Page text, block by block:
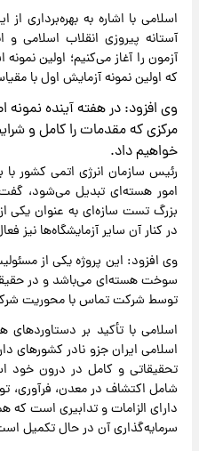
اسلامی با اشاره به بهره‌برداری
آستانه پیروزی انقلاب اسلامی و
آزمون را آغاز می‌کنیم؛ اولین
که اولین نمونه آزمایش اول
وی افزود: در هفته آینده نمونه
مرکزی که مقدمات را کامل و
خواهیم داد.
رئیس سازمان انرژی اتمی کشور
امور هسته‌ای تبدیل می‌شود،
بزرگ تست سازه‌ای به عنوان یکی
در کنار آن سایر آزمایشگاه‌ها نیز
وی افزود: این پروژه یکی از
سوخت هسته‌ای می‌باشد و در
توسط شرکت تماس با محوریت
اسلامی با تأکید بر
اسلامی ایران جزو نادر
تحقیقاتی و کامل در درون خود
شامل اکتشاف در معدن، فرآوری،
دارای الزامات و تدابیری است که
سرمایه‌گذاری آن در حال تکمیل